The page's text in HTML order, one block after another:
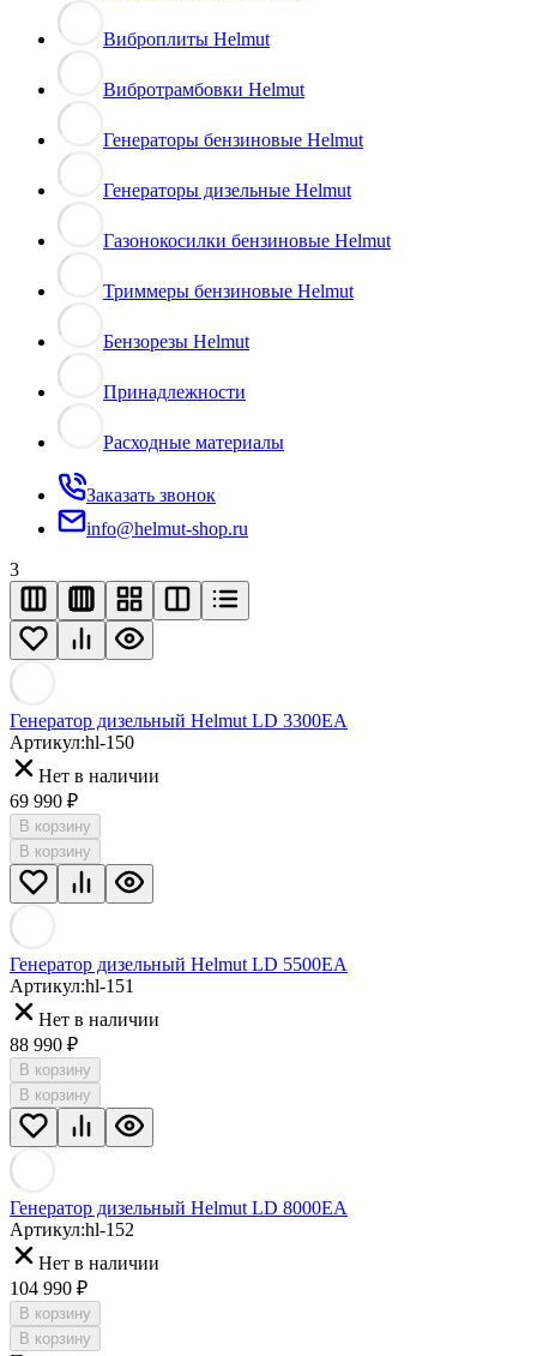
Виброплиты Helmut
Вибротрамбовки Helmut
Генераторы бензиновые Helmut
Генераторы дизельные Helmut
Газонокосилки бензиновые Helmut
Триммеры бензиновые Helmut
Бензорезы Helmut
Принадлежности
Расходные материалы
Заказать звонок
info@helmut-shop.ru
3
Генератор дизельный Helmut LD 3300EA
Артикул:hl-150
Нет в наличии
69 990 ₽
В корзину
В корзину
Генератор дизельный Helmut LD 5500EA
Артикул:hl-151
Нет в наличии
88 990 ₽
В корзину
В корзину
Генератор дизельный Helmut LD 8000EA
Артикул:hl-152
Нет в наличии
104 990 ₽
В корзину
В корзину